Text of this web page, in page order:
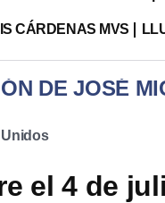
CÁRDENAS MVS
DE JOSÉ
el 4 de